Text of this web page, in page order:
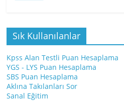
Sık Kullanılanlar
Kpss Alan Testli Puan Hesaplama
YGS - LYS Puan Hesaplama
SBS Puan Hesaplama
Aklına Takılanları Sor
Sanal Eğitim